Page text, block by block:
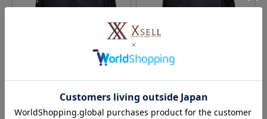
マリメッコ MARIMEKKO リュッ マリメッコ MARIMEKKO リュッ